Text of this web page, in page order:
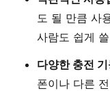
도 될 만큼 사
사람도 쉽게
다양한 충전
폰이나 다른